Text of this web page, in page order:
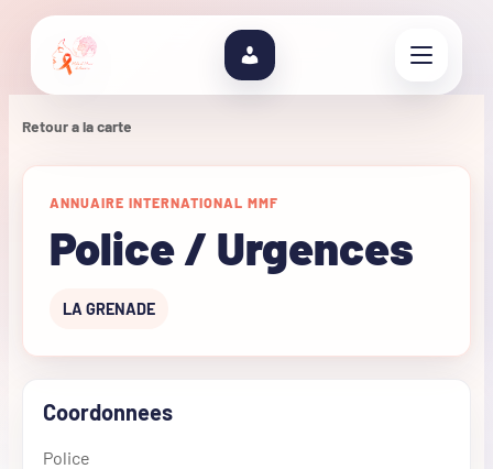
Retour a la carte
ANNUAIRE INTERNATIONAL MMF
Police / Urgences
LA GRENADE
Coordonnees
Police